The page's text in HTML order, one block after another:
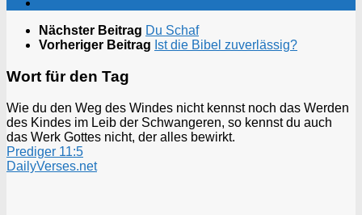
Nächster Beitrag Du Schaf
Vorheriger Beitrag Ist die Bibel zuverlässig?
Wort für den Tag
Wie du den Weg des Windes nicht kennst noch das Werden
des Kindes im Leib der Schwangeren, so kennst du auch
das Werk Gottes nicht, der alles bewirkt.
Prediger 11:5
DailyVerses.net